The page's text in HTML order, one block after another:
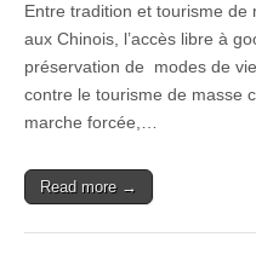
Entre tradition et tourisme de
aux Chinois, l’accès libre à
préservation de modes de
contre le tourisme de masse
marche forcée,…
Read more →